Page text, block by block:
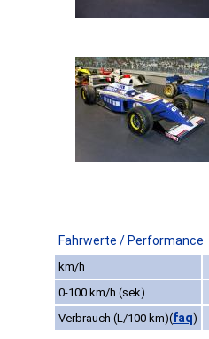
Fahrwerte / Performance
km/h
0-100 km/h (sek)
Verbrauch (L/100 km)(faq)